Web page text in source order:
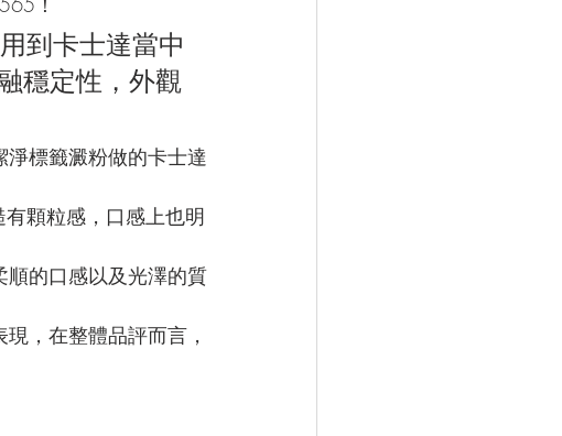
到卡士達當中
穩定性，外觀
標籤澱粉做的卡士達
顆粒感，口感上也明
順的口感以及光澤的質
，在整體品評而言，